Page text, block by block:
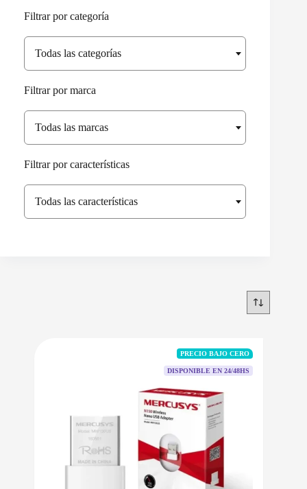
PRECIO BAJO CERO
DISPONIBLE EN 24/48HS
Filtrar por categoría
Todas las categorías
Filtrar por marca
Todas las marcas
Filtrar por características
Todas las características